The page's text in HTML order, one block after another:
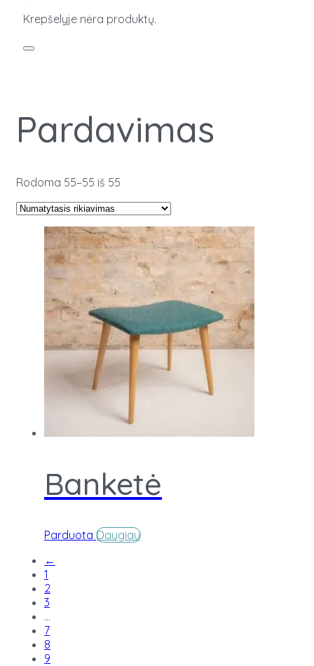
Krepšelyje nėra produktų.
Pardavimas
Rodoma 55–55 iš 55
Banketė
Parduota Daugiau
←
1
2
3
…
7
8
9